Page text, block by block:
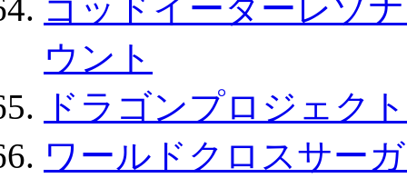
ゴッドイーターレゾ
ウント
ドラゴンプロジェク
ワールドクロスサー